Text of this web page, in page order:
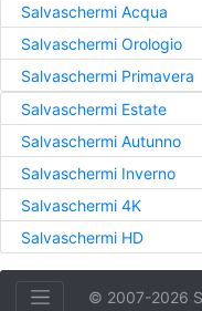
Salvaschermi Acqua
Salvaschermi Orologio
Salvaschermi Primavera
Salvaschermi Estate
Salvaschermi Autunno
Salvaschermi Inverno
Salvaschermi 4K
Salvaschermi HD
© 2007-2026